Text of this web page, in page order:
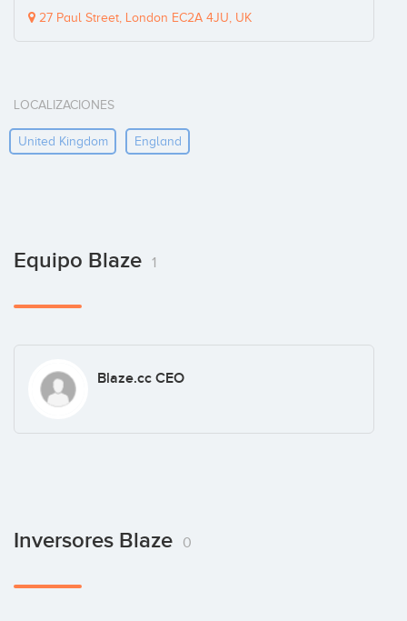
27 Paul Street, London EC2A 4JU, UK
LOCALIZACIONES
United Kingdom England
Equipo Blaze 1
Blaze.cc CEO
Inversores Blaze 0